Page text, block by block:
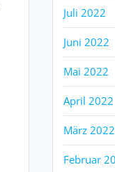
Juli 2022
Juni 2022
Mai 2022
April 2022
März 2022
Februar